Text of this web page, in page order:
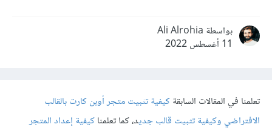
بواسطة Ali Alrohia
11 أغسطس 2022
تعلمنا في المقالات السابقةكيفية تثبيت متجر أوبن كارت بالقالب
الافتراضي وكيفية تثبيت قالب جديد، كما تعلمناكيفية إعداد المتجر